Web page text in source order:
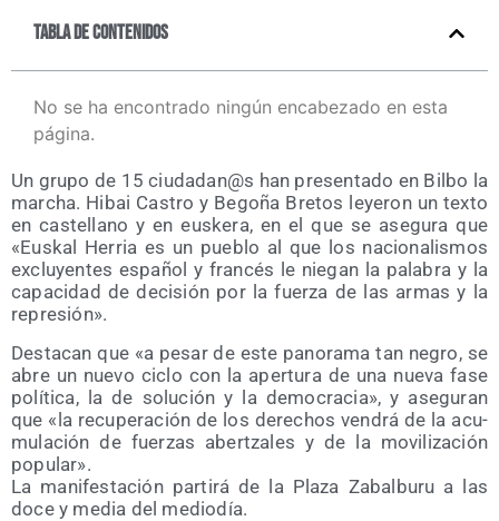
Tabla de contenidos
No se ha encontrado ningún encabezado en esta
página.
Un gru­po de 15 ciudadan@s han pre­sen­ta­do en Bil­bo la
mar­cha. Hibai Cas­tro y Bego­ña Bre­tos leye­ron un tex­to
en cas­te­llano y en eus­ke­ra, en el que se ase­gu­ra que
«Eus­kal Herria es un pue­blo al que los nacio­na­lis­mos
exclu­yen­tes espa­ñol y fran­cés le nie­gan la pala­bra y la
capa­ci­dad de deci­sión por la fuer­za de las armas y la
represión».
Des­ta­can que «a pesar de este pano­ra­ma tan negro, se
abre un nue­vo ciclo con la aper­tu­ra de una nue­va fase
polí­ti­ca, la de solu­ción y la demo­cra­cia», y ase­gu­ran
que «la recu­pe­ra­ción de los dere­chos ven­drá de la acu­
mu­la­ción de fuer­zas aber­tza­les y de la movi­li­za­ción
popular».
La mani­fes­ta­ción par­ti­rá de la Pla­za Zabal­bu­ru a las
doce y media del mediodía.